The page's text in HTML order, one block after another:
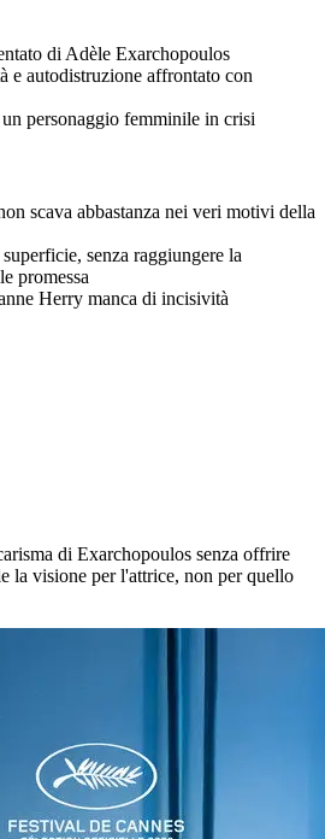
di Adèle Exarchopoulos
e autodistruzione affrontato con
personaggio femminile in crisi
scava abbastanza nei veri motivi della
senza raggiungere la
promessa
Herry manca di incisività
di Exarchopoulos senza offrire
la visione per l'attrice, non per quello